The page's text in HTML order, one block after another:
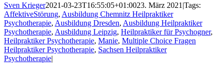
Sven Krieger2021-03-23T16:55:05+01:0023. März 2021 |Tags:
AffektiveStörung, Ausbildung Chemnitz Heilpraktiker
Psychotherapie, Ausbildung Dresden, Ausbildung Heilpraktiker
Psychotherapie, Ausbildung Leipzig, Heilpraktiker für Psychogner,
Heilpraktiker Psychotherapie, Manie, Multiple Choice Fragen
Heilpraktiker Psychotherapie, Sachsen Heilpraktiker
Psychotherapie|